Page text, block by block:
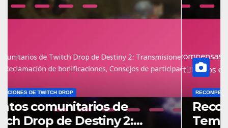
RECLAMACIONES DE TWITCH DROP
Eventos comunitarios de
Twitch Drop de Destiny 2: